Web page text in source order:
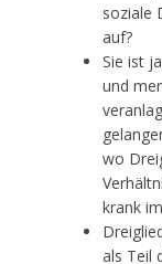
soziale
auf?
Sie ist
und
wo
krank
als Teil